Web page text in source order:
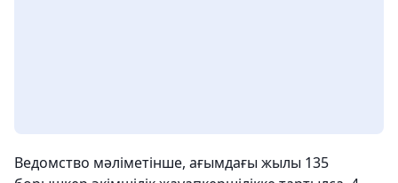
Ведомство мәліметінше, ағымдағы жылы 135